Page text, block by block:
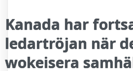
Kanada har
ledartröjan när
wokeisera